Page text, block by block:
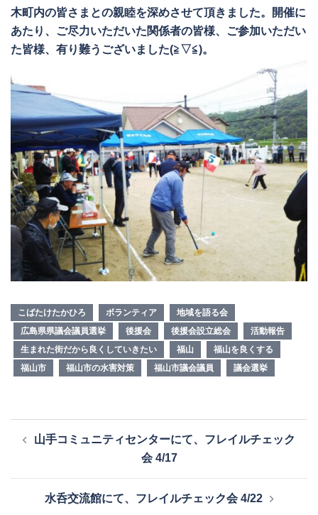
木町内の皆さまとの親睦を深めさせて頂きました。開催に
あたり、ご尽力いただいた関係者の皆様、ご参加いただい
た皆様、有り難うございました(≧▽≦)。
こばたけたかひろ ボランティア
地域を語る会
広島県県議会議員選挙
後援会 後援会設立総会
活動報告
生まれた街だから良くしていきたい
福山
福山を良くする
福山市
福山市の水害対策 福山市議会議員 議会選挙
稿
山手コミュニティセンターにて、フレイルチェック
会 4/17
水呑交流館にて、フレイルチェック会 4/22